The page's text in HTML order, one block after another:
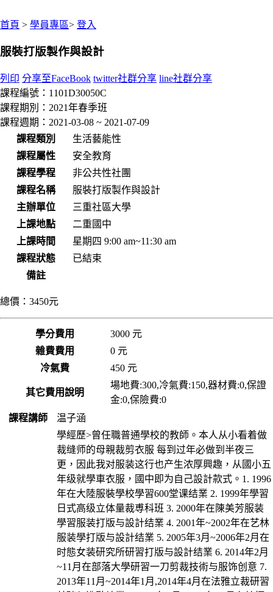
首頁 > 學員專區> 登入
服裝打版製作與設計
列印 分享至FaceBook twitter社群分享 line社群分享
課程編號： 1101D30050C
課程期別： 2021年春季班
課程週期： 2021-03-08 ~ 2021-07-09
課程類別
生活藝能性
課程屬性
安全教育
課程學程
非公共性社團
課程名稱
服裝打版製作與設計
主辦單位
三重社區大學
上課地點
二重國中
上課時間
星期四 9:00 am~11:30 am
課程狀態
已結束
備註
總價： 3450元
學分費用
3000 元
雜費費用
0 元
冷氣費
450 元
其它費用說明
場地費:300,冷氣費:150,器材費:0,保證
金:0,保險費:0
課程講師
温子涵
學經歷>曾任職普通學校的教師。本人从小看着做
裁缝师的母親裁剪衣服 每到过年必做到半夜三
更，因此我对服装这行也产生浓厚興趣，从國小五
年级就學車衣服，國中即为自己設計款式。1. 1996
年在大陸服裝學校學習600堂课结業 2. 1999年學習
日式高级立体量裁尃科班 3. 2000年在陳美芳服装
學習服装打版与設計结業 4. 2001年~2002年在艺林
服装學打版与設計结業 5. 2005年3月~2006年2月在
时態女装研究所研習打版与設計结業 6. 2014年2月
~11月在部落大學研習一刀剪裁技術与服饰创意 7.
2013年11月~2014年1月,2014年4月在法雅立裁研習